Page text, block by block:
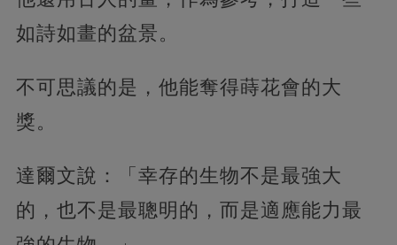
如詩如畫的盆景。
不可思議的是，他能奪得蒔花會的大
獎。
達爾文說：「幸存的生物不是最強大
的，也不是最聰明的，而是適應能力最